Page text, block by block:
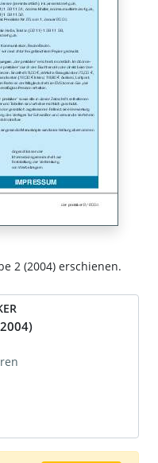
2 (2004) erschienen.